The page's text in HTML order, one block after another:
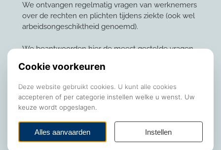
We ontvangen regelmatig vragen van werknemers
over de rechten en plichten tijdens ziekte (ook wel
arbeidsongeschiktheid genoemd).
We beantwoorden hier de meest gestelde vragen.
Moet ik mijn leidinggevende laten weten wat ik
Jouw werkgever mag niet vragen waarom je ziek
bent. Wanneer deze vraag toch wordt gesteld door
de werkgever, hoef je hier geen antwoord op te
geven. De werkgever mag wel aan jou vragen hoe
lang jij denkt niet te kunnen werken. De werkgever